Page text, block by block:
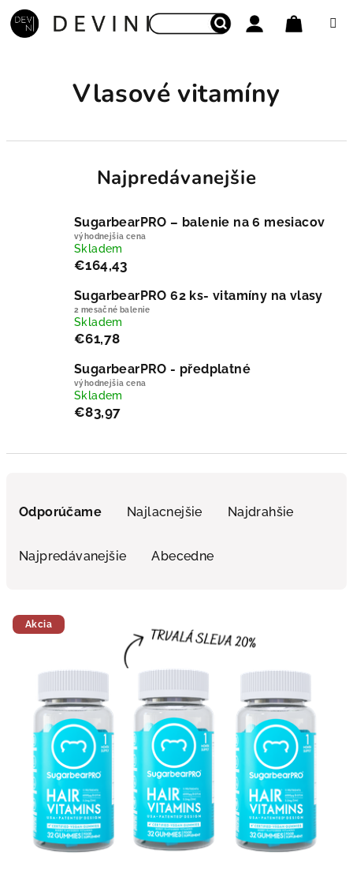
Prejsť na obsah
Vlasové vitamíny
Najpredávanejšie
SugarbearPRO – balenie na 6 mesiacov
výhodnejšia cena
Skladem
€164,43
SugarbearPRO 62 ks- vitamíny na vlasy
2 mesačné balenie
Skladem
€61,78
SugarbearPRO - předplatné
výhodnejšia cena
Skladem
€83,97
Odporúčame Najlacnejšie Najdrahšie
Najpredávanejšie Abecedne
Výpis produktov
Akcia